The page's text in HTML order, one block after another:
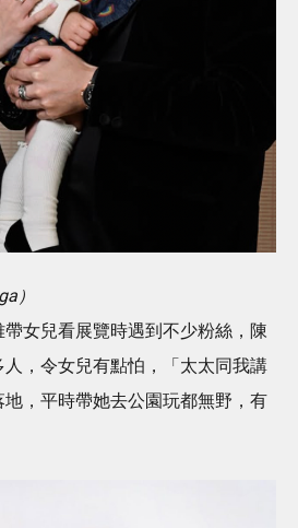
）
女兒看展覽時遇到不少粉絲，陳
，令女兒有點怕，「太太同我講
，平時帶她去公園玩都無野，有